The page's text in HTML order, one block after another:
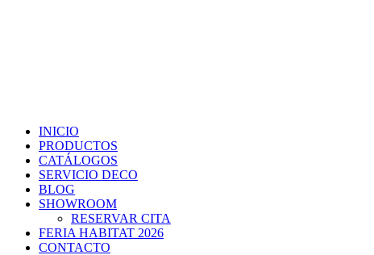
INICIO
PRODUCTOS
CATÁLOGOS
SERVICIO DECO
BLOG
SHOWROOM
RESERVAR CITA
FERIA HABITAT 2026
CONTACTO